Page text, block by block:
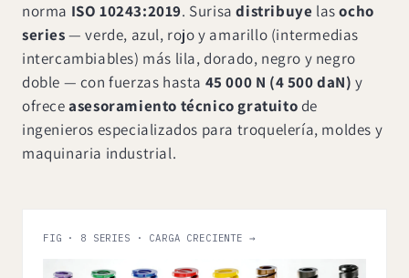
norma ISO 10243:2019. Surisadistribuye lasocho
series— verde, azul, rojo y amarillo (intermedias
intercambiables) más lila, dorado, negro y negro
doble — con fuerzas hasta 45 000 N (4 500 daN) y
ofreceasesoramiento técnico gratuitode
ingenieros especializados para troquelería, moldes y
maquinaria industrial.
FIG · 8 SERIES · CARGA CRECIENTE →